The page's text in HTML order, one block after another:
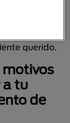
que estés
que podría
querido.
motivos
a tu
de